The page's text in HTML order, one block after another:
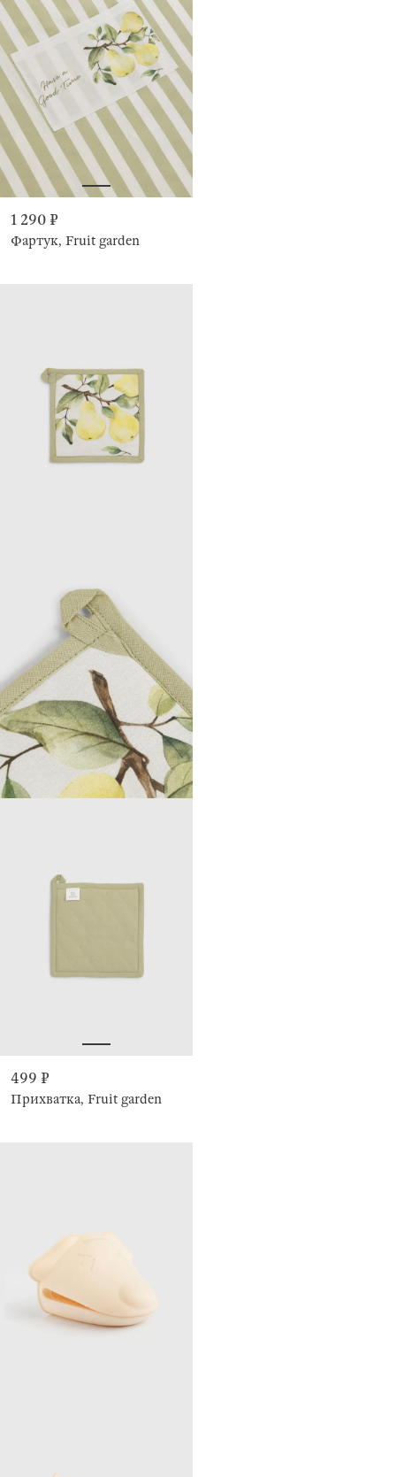
1 290 ₽
Фартук, Fruit garden
499 ₽
Прихватка, Fruit garden